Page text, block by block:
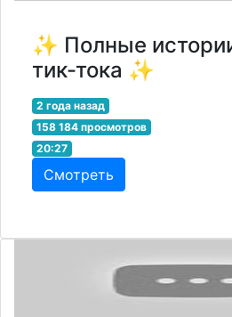
✨ Полные
тик-тока ✨
2 года назад
158 184 просмотров
20:27
Смотреть